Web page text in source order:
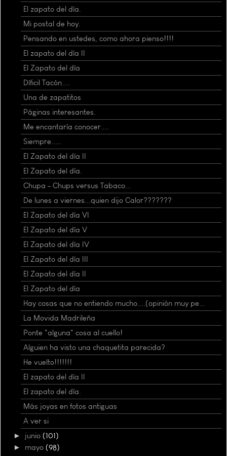
El zapato del día.
Mi postal de hoy.
Pensando en ustedes, como ahora pienso!!!!
El zapato del día II
El Zapato del día
Díficil Tacón....
Una de zapatitos
Páginas interesantes.
Me encantaría conocer....
Siempre.....
El Zapato del día II
El Zapato del día.
Chupa - Chups versus Tabaco...
De lunes a viernes...quien dijo Calor???????
El Zapato del día VI
El Zapato del día V
El Zapato del día IV
El Zapato del día III
El Zapato del día II
El Zapato del día
Hay cosas que no entiendo mucho....(opinión muy pe...
La Movida Madrileña
Ponte "alguna" cosa al cuello!
Alguien ha visto una chaquetita parecida?
He vuelto!!!!!!!
El zapato del día II
El zapato del día.
Más joyas en fotos antiguas
A ver si
► junio (101)
► mayo (98)